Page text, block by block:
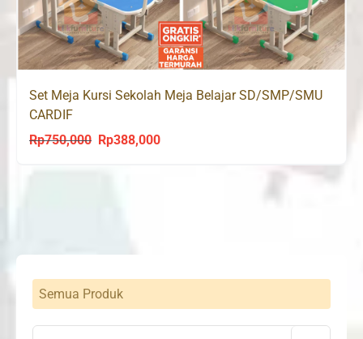
Set Meja Kursi Sekolah Meja Belajar SD/SMP/SMU
CARDIF
Rp750,000
Original
Rp388,000Current
Semua Produk